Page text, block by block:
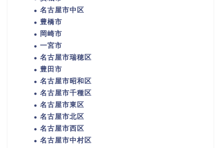
名古屋市中区
豊橋市
岡崎市
一宮市
名古屋市瑞穂区
豊田市
名古屋市昭和区
名古屋市千種区
名古屋市東区
名古屋市北区
名古屋市西区
名古屋市中村区